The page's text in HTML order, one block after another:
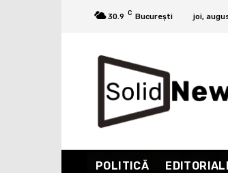
30.9 C București joi,
POLITICĂ